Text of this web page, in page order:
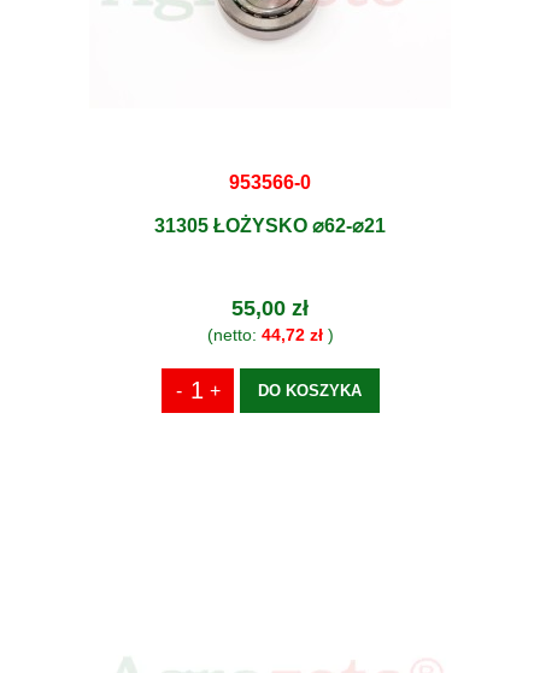
953566-0
31305 ŁOŻYSKO ⌀62-⌀21
55,00 zł
(netto: 44,72 zł)
DO KOSZYKA